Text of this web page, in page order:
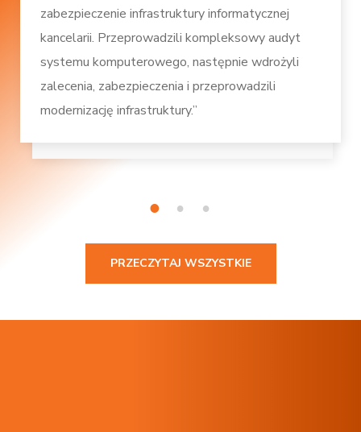
zabezpieczenie infrastruktury informatycznej
kancelarii. Przeprowadzili kompleksowy audyt
systemu komputerowego, następnie wdrożyli
zalecenia, zabezpieczenia i przeprowadzili
modernizację infrastruktury.”
1 2 3
PRZECZYTAJ WSZYSTKIE